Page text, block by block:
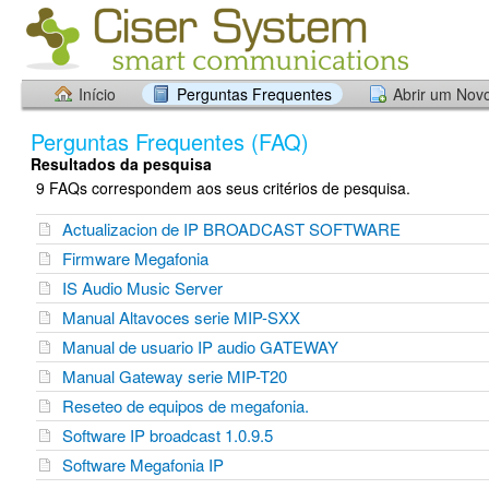
Início Perguntas Frequentes Abrir um
Perguntas Frequentes (FAQ)
Resultados da pesquisa
9 FAQs correspondem aos seus critérios de pesquisa.
Actualizacion de IP BROADCAST SOFTWARE
Firmware Megafonia
IS Audio Music Server
Manual Altavoces serie MIP-SXX
Manual de usuario IP audio GATEWAY
Manual Gateway serie MIP-T20
Reseteo de equipos de megafonia.
Software IP broadcast 1.0.9.5
Software Megafonia IP